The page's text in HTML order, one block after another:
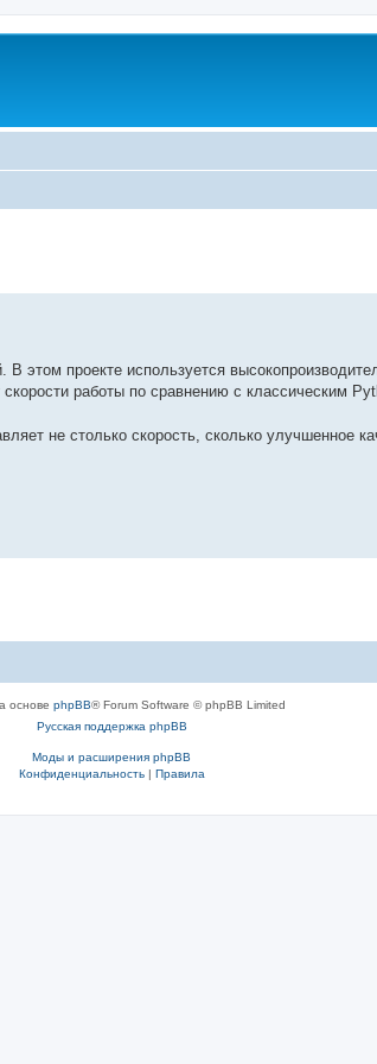
этом проекте используется
работы по сравнению с классическим
не столько скорость, сколько улучшенное
основе phpBB® Forum Software © phpBB Limited
Русская поддержка phpBB
Моды и расширения phpBB
Конфиденциальность| Правила